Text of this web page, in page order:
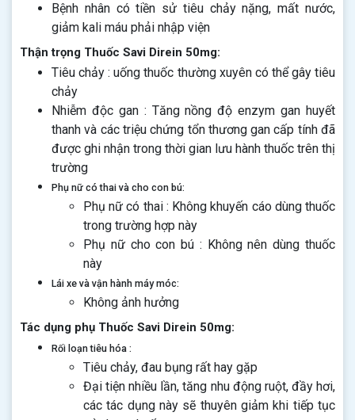
Bệnh nhân có tiền sử tiêu chảy nặng, mất nước,
giảm kali máu phải nhập viện
Thận trọng Thuốc Savi Direin 50mg:
Tiêu chảy : uống thuốc thường xuyên có thể gây tiêu
chảy
Nhiễm độc gan : Tăng nồng độ enzym gan huyết
thanh và các triệu chứng tổn thương gan cấp tính đã
được ghi nhận trong thời gian lưu hành thuốc trên thị
trường
Phụ nữ có thai và cho con bú:
Phụ nữ có thai : Không khuyến cáo dùng thuốc
trong trường hợp này
Phụ nữ cho con bú : Không nên dùng thuốc
này
Lái xe và vận hành máy móc:
Không ảnh hưởng
Tác dụng phụ Thuốc Savi Direin 50mg:
Rối loạn tiêu hóa :
Tiêu chảy, đau bụng rất hay gặp
Đại tiện nhiều lần, tăng nhu động ruột, đầy hơi,
các tác dụng này sẽ thuyên giảm khi tiếp tục